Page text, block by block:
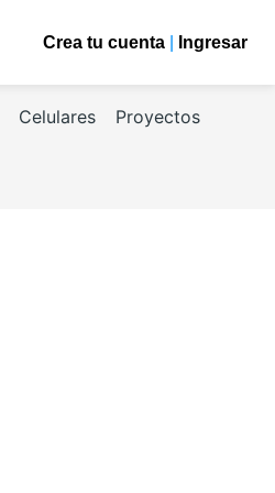
Crea tu cuenta| Ingresar
Celulares Proyectos